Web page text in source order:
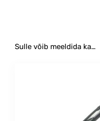
Sulle võib meeldida ka…